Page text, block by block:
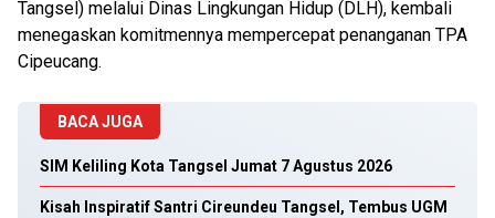
Tangsel) melalui Dinas Lingkungan Hidup (DLH), kembali
menegaskan komitmennya mempercepat penanganan TPA
Cipeucang.
BACA JUGA
SIM Keliling Kota Tangsel Jumat 7 Agustus 2026
Kisah Inspiratif Santri Cireundeu Tangsel, Tembus UGM